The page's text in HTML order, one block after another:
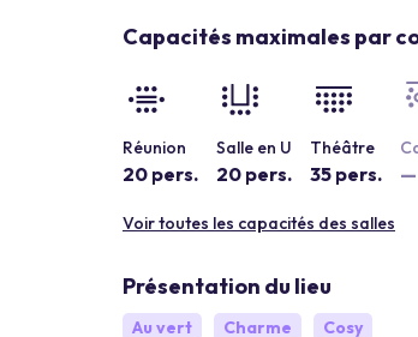
Capacités maximales par
Réunion
20 pers.
Salle en U
20 pers.
Théâtre
35 pers. —
Voir toutes les capacités des salles
Présentation du lieu
Au vert Charme
Cosy